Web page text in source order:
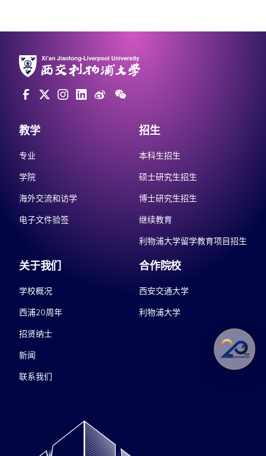
教学
专业
学院
海外交流和访学
电子文件验签
招生
本科生招生
硕士研究生招生
博士研究生招生
继续教育
利物浦大学留学教育项目招生
关于我们
学校概况
西浦20周年
招贤纳士
新闻
联系我们
合作院校
西安交通大学
利物浦大学